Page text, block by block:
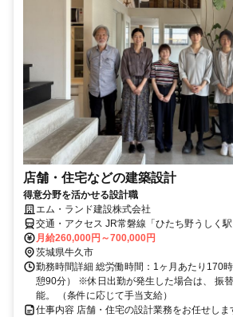
店舗・住宅などの建築設計
得意分野を活かせる設計職
エム・ランド建設株式会社
交通・アクセス JR常磐線「ひたち野うしく
月給260,000円～700,000円
茨城県牛久市
勤務時間詳細 総労働時間：1ヶ月あたり170
憩90分） ※休日出勤が発生した場合は、 振
能。 （条件に応じて手当支給）
仕事内容 店舗・住宅の設計業務をお任せし